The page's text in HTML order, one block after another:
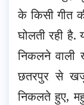
के किसी गीत
घोलती रही
निकलने
छतरपुर से
निकलते हुए,